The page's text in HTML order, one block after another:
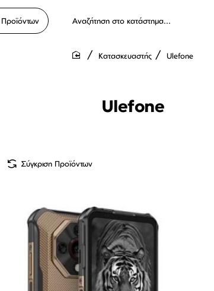
Προϊόντων
Αναζήτηση
Ulefone
Κατασκευαστής Ulefone
Σύγκριση Προϊόντων